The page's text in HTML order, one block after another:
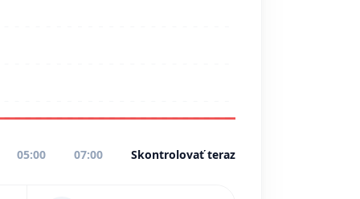
05:00 07:00 Skontrolovať teraz